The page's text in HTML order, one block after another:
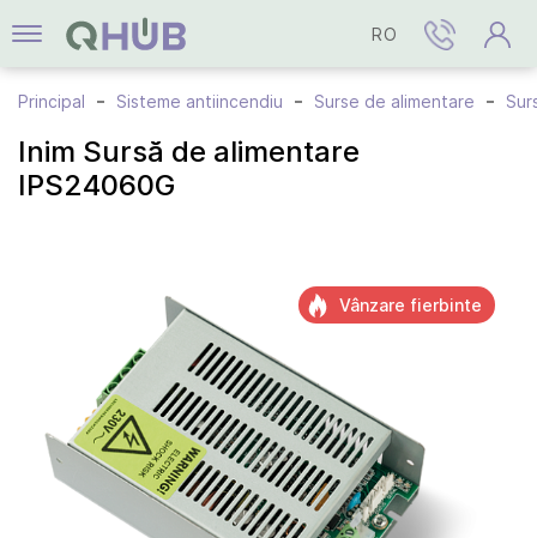
RO
Principal Sisteme antiincendiu Surse de alimentare
Inim Sursă de alimentare
IPS24060G
Vânzare fierbinte